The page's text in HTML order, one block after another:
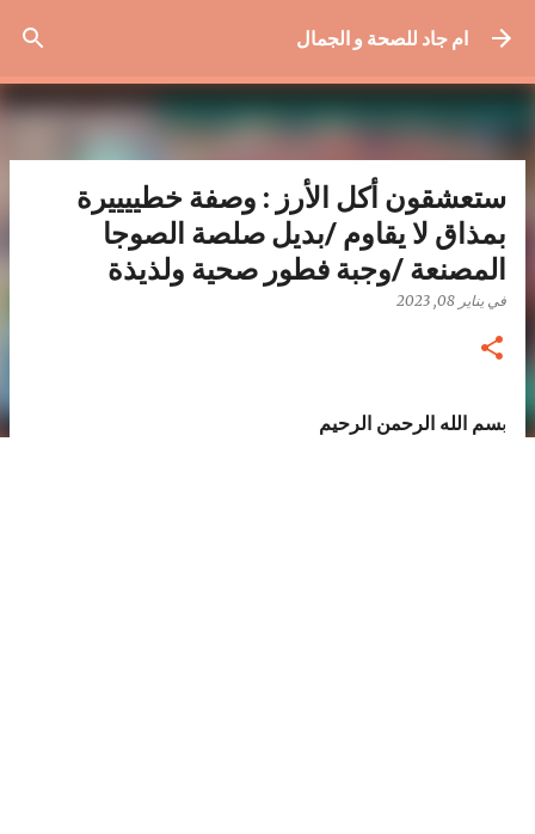
التخطي إلى المحتوى الرئيسيام جاد للصحة و الجمال
ستعشقون أكل الأرز : وصفة خطييييرة
بمذاق لا يقاوم /بديل صلصة الصوجا
المصنعة /وجبة فطور صحية ولذيذة
في يناير 08, 2023
بسم الله الرحمن الرحيم